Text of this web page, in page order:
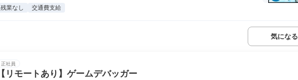
残業なし 交通費支給
気になる
正社員
【リモートあり】ゲームデバッガー